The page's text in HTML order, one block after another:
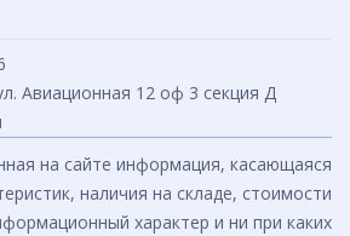
Авиационная 12 оф 3 секция Д
на сайте информация, касающаяся
наличия на складе, стоимости
характер и ни при каких